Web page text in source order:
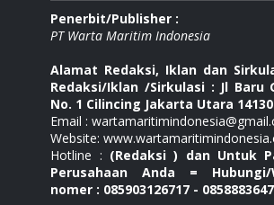
Penerbit/Publisher :
PT Warta Maritim Indonesia
Alamat Redaksi, Iklan dan
Redaksi/Iklan /Sirkulasi : Jl Baru
No. 1 Cilincing Jakarta Utara
Email :
Website:
Hotline : (Redaksi ) dan Untuk
Perusahaan Anda =
nomer : 085903126717 -